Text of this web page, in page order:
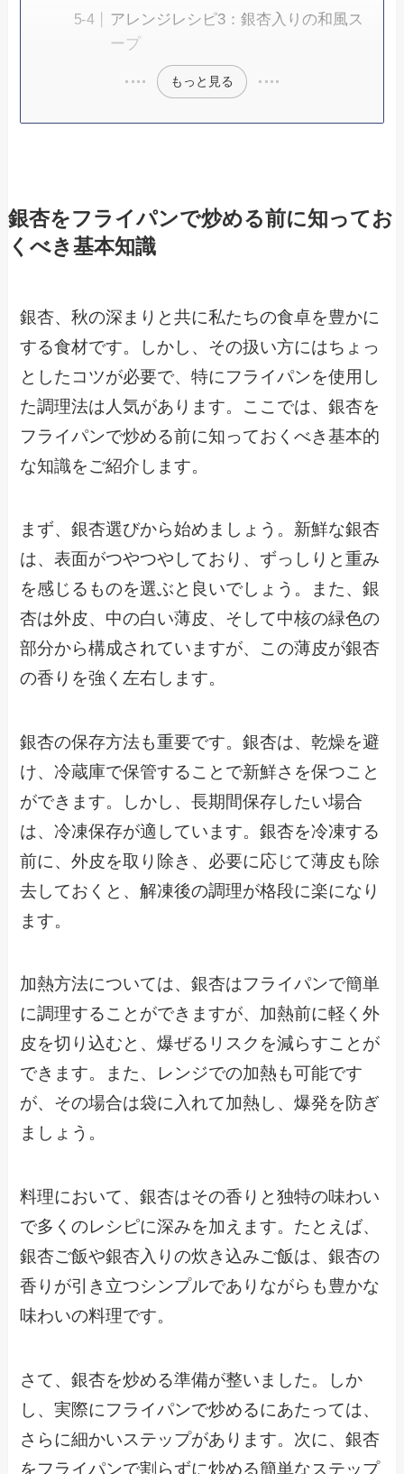
アレンジレシピ3：銀杏入りの和風ス
ープ
もっと見る
銀杏をフライパンで炒める前に知ってお
くべき基本知識
銀杏、秋の深まりと共に私たちの食卓を豊かに
する食材です。しかし、その扱い方にはちょっ
としたコツが必要で、特にフライパンを使用し
た調理法は人気があります。ここでは、銀杏を
フライパンで炒める前に知っておくべき基本的
な知識をご紹介します。
まず、銀杏選びから始めましょう。新鮮な銀杏
は、表面がつやつやしており、ずっしりと重み
を感じるものを選ぶと良いでしょう。また、銀
杏は外皮、中の白い薄皮、そして中核の緑色の
部分から構成されていますが、この薄皮が銀杏
の香りを強く左右します。
銀杏の保存方法も重要です。銀杏は、乾燥を避
け、冷蔵庫で保管することで新鮮さを保つこと
ができます。しかし、長期間保存したい場合
は、冷凍保存が適しています。銀杏を冷凍する
前に、外皮を取り除き、必要に応じて薄皮も除
去しておくと、解凍後の調理が格段に楽になり
ます。
加熱方法については、銀杏はフライパンで簡単
に調理することができますが、加熱前に軽く外
皮を切り込むと、爆ぜるリスクを減らすことが
できます。また、レンジでの加熱も可能です
が、その場合は袋に入れて加熱し、爆発を防ぎ
ましょう。
料理において、銀杏はその香りと独特の味わい
で多くのレシピに深みを加えます。たとえば、
銀杏ご飯や銀杏入りの炊き込みご飯は、銀杏の
香りが引き立つシンプルでありながらも豊かな
味わいの料理です。
さて、銀杏を炒める準備が整いました。しか
し、実際にフライパンで炒めるにあたっては、
さらに細かいステップがあります。次に、銀杏
をフライパンで割らずに炒める簡単なステップ